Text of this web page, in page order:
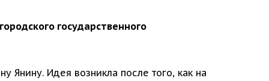
государственного
Янину. Идея возникла после того, как на